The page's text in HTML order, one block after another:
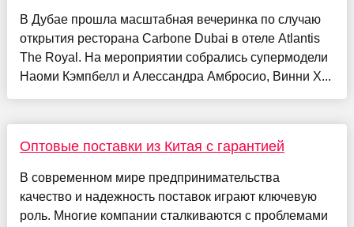
В Дубае прошла масштабная вечеринка по случаю
открытия ресторана Carbone Dubai в отеле Atlantis
The Royal. На мероприятии собрались супермодели
Наоми Кэмпбелл и Алессандра Амбросио, Винни Х...
Оптовые поставки из Китая с гарантией
В современном мире предпринимательства
качество и надежность поставок играют ключевую
роль. Многие компании сталкиваются с проблемами